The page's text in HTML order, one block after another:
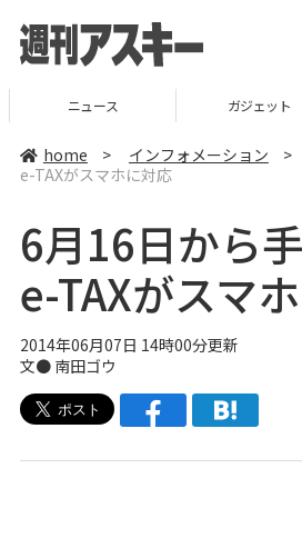
ニュース ガジェット
home > インフォメーション >
e-TAXがスマホに対応
6月16日から
e-TAXがスマ
2014年06月07日 14時00分更新
文● 南田ゴウ